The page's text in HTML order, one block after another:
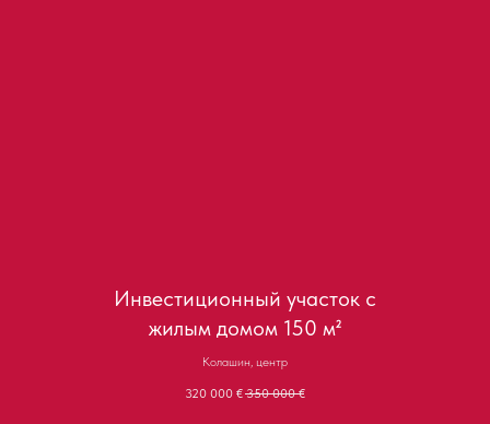
Инвестиционный участок с
жилым домом 150 м²
Колашин, центр
320 000 € 350 000 €